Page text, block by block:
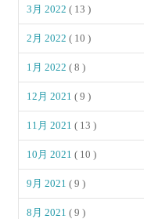
3月 2022( 13 )
2月 2022( 10 )
1月 2022( 8 )
12月 2021( 9 )
11月 2021( 13 )
10月 2021( 10 )
9月 2021( 9 )
8月 2021( 9 )